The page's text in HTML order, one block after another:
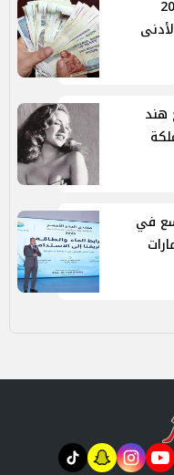
2026
هند
في
youtube
instagram
snapchat
tiktok